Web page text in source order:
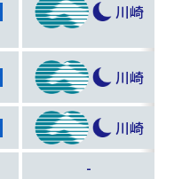
川崎
川崎
川崎
-